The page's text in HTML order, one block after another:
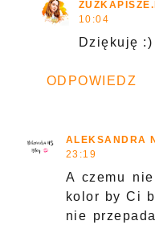
10:04
Dziękuję :)
ODPOWIEDZ
ALEKSANDRA
23:19
A czemu
kolor by Ci
nie